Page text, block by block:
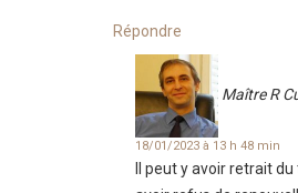
Répondre
Maître R
18/01/2023 à 13 h 48 min
Il peut y avoir retrait